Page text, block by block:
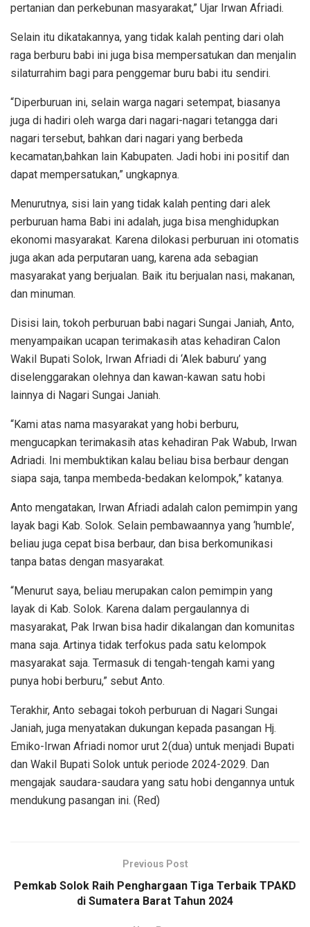
pertanian dan perkebunan masyarakat,” Ujar Irwan Afriadi.
Selain itu dikatakannya, yang tidak kalah penting dari olah
raga berburu babi ini juga bisa mempersatukan dan menjalin
silaturrahim bagi para penggemar buru babi itu sendiri.
“Diperburuan ini, selain warga nagari setempat, biasanya
juga di hadiri oleh warga dari nagari-nagari tetangga dari
nagari tersebut, bahkan dari nagari yang berbeda
kecamatan,bahkan lain Kabupaten. Jadi hobi ini positif dan
dapat mempersatukan,” ungkapnya.
Menurutnya, sisi lain yang tidak kalah penting dari alek
perburuan hama Babi ini adalah, juga bisa menghidupkan
ekonomi masyarakat. Karena dilokasi perburuan ini otomatis
juga akan ada perputaran uang, karena ada sebagian
masyarakat yang berjualan. Baik itu berjualan nasi, makanan,
dan minuman.
Disisi lain, tokoh perburuan babi nagari Sungai Janiah, Anto,
menyampaikan ucapan terimakasih atas kehadiran Calon
Wakil Bupati Solok, Irwan Afriadi di ‘Alek baburu’ yang
diselenggarakan olehnya dan kawan-kawan satu hobi
lainnya di Nagari Sungai Janiah.
“Kami atas nama masyarakat yang hobi berburu,
mengucapkan terimakasih atas kehadiran Pak Wabub, Irwan
Adriadi. Ini membuktikan kalau beliau bisa berbaur dengan
siapa saja, tanpa membeda-bedakan kelompok,” katanya.
Anto mengatakan, Irwan Afriadi adalah calon pemimpin yang
layak bagi Kab. Solok. Selain pembawaannya yang ‘humble’,
beliau juga cepat bisa berbaur, dan bisa berkomunikasi
tanpa batas dengan masyarakat.
“Menurut saya, beliau merupakan calon pemimpin yang
layak di Kab. Solok. Karena dalam pergaulannya di
masyarakat, Pak Irwan bisa hadir dikalangan dan komunitas
mana saja. Artinya tidak terfokus pada satu kelompok
masyarakat saja. Termasuk di tengah-tengah kami yang
punya hobi berburu,” sebut Anto.
Terakhir, Anto sebagai tokoh perburuan di Nagari Sungai
Janiah, juga menyatakan dukungan kepada pasangan Hj.
Emiko-Irwan Afriadi nomor urut 2(dua) untuk menjadi Bupati
dan Wakil Bupati Solok untuk periode 2024-2029. Dan
mengajak saudara-saudara yang satu hobi dengannya untuk
mendukung pasangan ini. (Red)
Previous Post
Pemkab Solok Raih Penghargaan Tiga Terbaik TPAKD
di Sumatera Barat Tahun 2024